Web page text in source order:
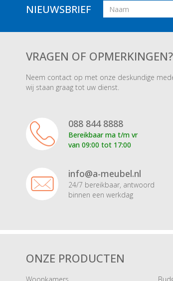
NIEUWSBRIEF Naam
VRAGEN OF OPMERKINGEN?
Neem contact op met onze deskundige
wij staan graag tot uw dienst.
088 844 8888
Bereikbaar ma t/m vr
van 09:00 tot 17:00
info@a-meubel.nl
24/7 bereikbaar, antwoord
binnen een werkdag
ONZE PRODUCTEN